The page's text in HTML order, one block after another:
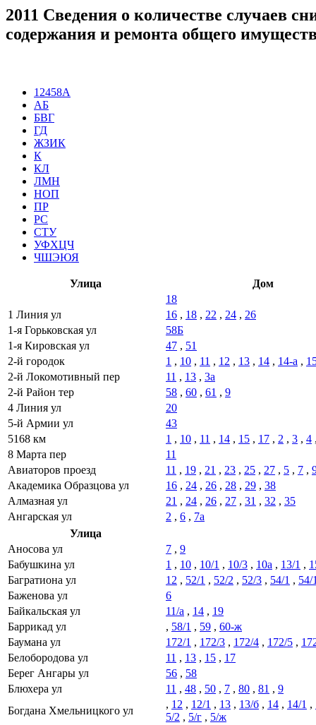
2011 Сведения о количестве случаев
содержания и ремонта общего
12458А
АБ
БВГ
ГД
ЖЗИК
К
КЛ
ЛМН
НОП
ПР
РС
СТУ
УФХЦЧ
ЧШЭЮЯ
Улица
Дом
18
1 Линия ул
16 , 18 , 22 , 24 , 26
1-я Горьковская ул
58Б
1-я Кировская ул
47 , 51
2-й городок
1 , 10 , 11 , 12 , 13 , 14 , 14-а ,
2-й Локомотивный пер
11 , 13 , 3а
2-й Район тер
58 , 60 , 61 , 9
4 Линия ул
20
5-й Армии ул
43
5168 км
1 , 10 , 11 , 14 , 15 , 17 , 2 , 3 , 4
8 Марта пер
11
Авиаторов проезд
11 , 19 , 21 , 23 , 25 , 27 , 5 , 7 ,
Академика Образцова ул
16 , 24 , 26 , 28 , 29 , 38
Алмазная ул
21 , 24 , 26 , 27 , 31 , 32 , 35
Ангарская ул
2 , 6 , 7а
Улица
Аносова ул
7 , 9
Бабушкина ул
1 , 10 , 10/1 , 10/3 , 10а , 13/1 ,
Багратиона ул
12 , 52/1 , 52/2 , 52/3 , 54/1 , 54/
Баженова ул
6
Байкальская ул
11/а , 14 , 19
Баррикад ул
, 58/1 , 59 , 60-ж
Баумана ул
172/1 , 172/3 , 172/4 , 172/5 ,
Белобородова ул
11 , 13 , 15 , 17
Берег Ангары ул
56 , 58
Блюхера ул
11 , 48 , 50 , 7 , 80 , 81 , 9
Богдана Хмельницкого ул
, 12 , 12/1 , 13 , 13/б , 14 , 14/1 ,
5/2 , 5/г , 5/ж